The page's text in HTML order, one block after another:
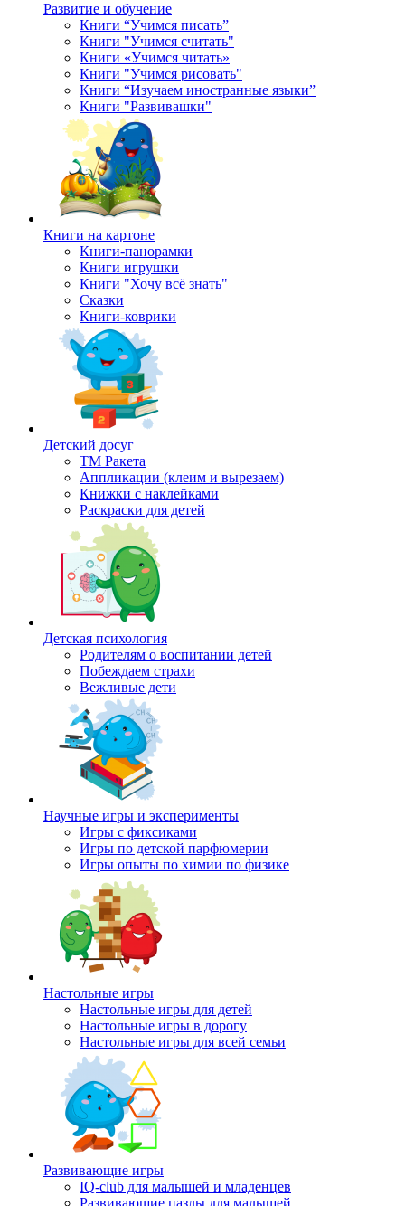
Развитие и обучение
Книги “Учимся писать”
Книги "Учимся считать"
Книги «Учимся читать»
Книги "Учимся рисовать"
Книги “Изучаем иностранные языки”
Книги "Развивашки"
Книги на картоне
Книги-панорамки
Книги игрушки
Книги "Хочу всё знать"
Сказки
Книги-коврики
Детский досуг
ТМ Ракета
Аппликации (клеим и вырезаем)
Книжки с наклейками
Раскраски для детей
Детская психология
Родителям о воспитании детей
Побеждаем страхи
Вежливые дети
Научные игры и эксперименты
Игры с фиксиками
Игры по детской парфюмерии
Игры опыты по химии по физике
Настольные игры
Настольные игры для детей
Настольные игры в дорогу
Настольные игры для всей семьи
Развивающие игры
IQ-club для малышей и младенцев
Развивающие пазлы для малышей